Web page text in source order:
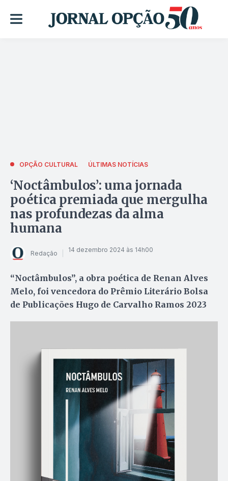
OPÇÃO CULTURAL ÚLTIMAS NOTÍCIAS
‘Noctâmbulos’: uma jornada
poética premiada que mergulha
nas profundezas da alma
humana
Redação 14 dezembro 2024 às 14h00
“Noctâmbulos”, a obra poética de Renan Alves
Melo, foi vencedora do Prêmio Literário Bolsa
de Publicações Hugo de Carvalho Ramos 2023